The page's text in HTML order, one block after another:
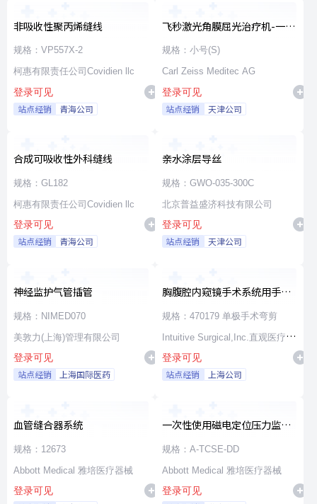
非吸收性聚丙烯缝线
规格：VP557X-2
柯惠有限责任公司Covidien llc
登录可见
站点经销 青海公司
飞秒激光角膜屈光治疗机-一次
性使用无菌治疗包
规格：小号(S)
Carl Zeiss Meditec AG
登录可见
站点经销 天津公司
合成可吸收性外科缝线
规格：GL182
柯惠有限责任公司Covidien llc
登录可见
站点经销 青海公司
亲水涂层导丝
规格：GWO-035-300C
北京普益盛济科技有限公司
登录可见
站点经销 天津公司
神经监护气管插管
规格：NIMED070
美敦力(上海)管理有限公司
登录可见
站点经销 上海国际医药
胸腹腔内窥镜手术系统用手术
器械
规格：470179 单极手术弯剪
Intuitive Surgical,Inc.直观医疗公
司
登录可见
站点经销 上海公司
血管缝合器系统
规格：12673
Abbott Medical 雅培医疗器械
登录可见
一次性使用磁电定位压力监测
消融导管
规格：A-TCSE-DD
Abbott Medical 雅培医疗器械
登录可见